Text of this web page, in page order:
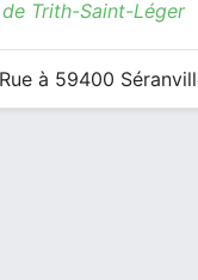
Trith-Saint-Léger
à 59400